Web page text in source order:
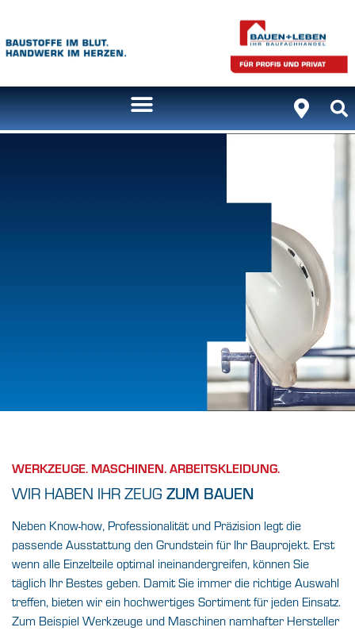
KOMMT ES AN.
Deshalb sind Sie mit unseren Werkzeugen,
Maschinen und
funktionaler Arbeitskleidung optimal beraten.
FINDEN SIE IHREN BAUFACHHANDEL VOR
WERKZEUGE. MASCHINEN. ARBEITSKLEIDUNG.
WIR HABEN IHR ZEUG ZUM BAUEN
Neben Know-how, Professionalität und Präzision legt die
passende Ausstattung den Grundstein für Ihr Bauprojekt. Erst
wenn alle Einzelteile optimal ineinandergreifen, können Sie
täglich Ihr Bestes geben. Damit Sie immer die richtige Auswahl
treffen, bieten wir ein hochwertiges Sortiment für jeden Einsatz.
Zum Beispiel Werkzeuge und Maschinen namhafter Hersteller